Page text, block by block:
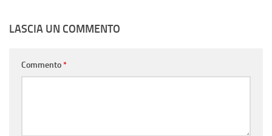
LASCIA UN COMMENTO
Commento*